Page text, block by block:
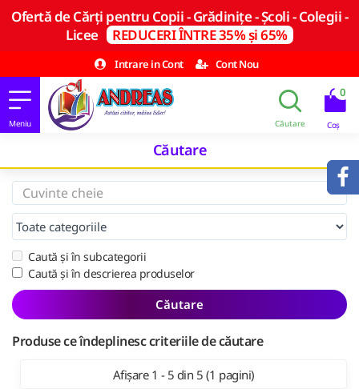
Ofertă de Cărți pentru Copii - Grădinițe - Școli - Colegii -
Licee REDUCERI ÎNTRE 35% și 65%
Intrare in Cont
Cont Nou
0
Căutare
Caută și în subcategorii
Caută și în descrierea produselor
Căutare
Produse ce îndeplinesc criteriile de căutare
Afișare 1 - 5 din 5 (1 pagini)